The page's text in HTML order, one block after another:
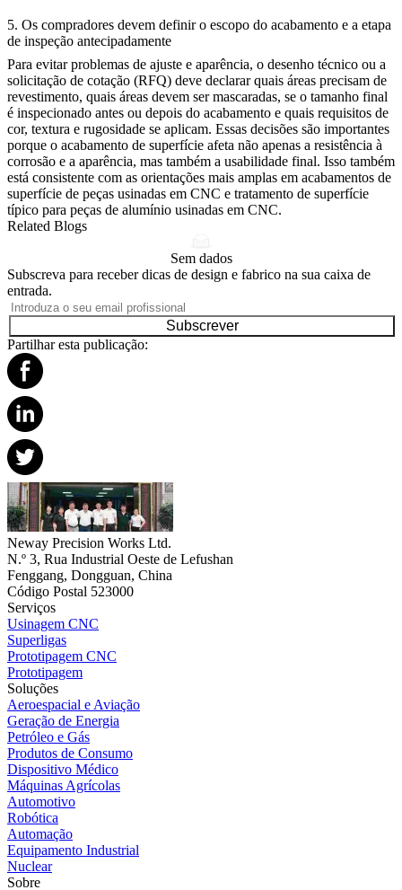
5. Os compradores devem definir o escopo do acabamento e a etapa
de inspeção antecipadamente
Para evitar problemas de ajuste e aparência, o desenho técnico ou a
solicitação de cotação (RFQ) deve declarar quais áreas precisam de
revestimento, quais áreas devem ser mascaradas, se o tamanho final
é inspecionado antes ou depois do acabamento e quais requisitos de
cor, textura e rugosidade se aplicam. Essas decisões são importantes
porque o acabamento de superfície afeta não apenas a resistência à
corrosão e a aparência, mas também a usabilidade final. Isso também
está consistente com as orientações mais amplas em acabamentos de
superfície de peças usinadas em CNC e tratamento de superfície
típico para peças de alumínio usinadas em CNC.
Related Blogs
Sem dados
Subscreva para receber dicas de design e fabrico na sua caixa de
entrada.
Subscrever
Partilhar esta publicação:
Neway Precision Works Ltd.
N.º 3, Rua Industrial Oeste de Lefushan
Fenggang, Dongguan, China
Código Postal 523000
Serviços
Usinagem CNC
Superligas
Prototipagem CNC
Prototipagem
Soluções
Aeroespacial e Aviação
Geração de Energia
Petróleo e Gás
Produtos de Consumo
Dispositivo Médico
Máquinas Agrícolas
Automotivo
Robótica
Automação
Equipamento Industrial
Nuclear
Sobre